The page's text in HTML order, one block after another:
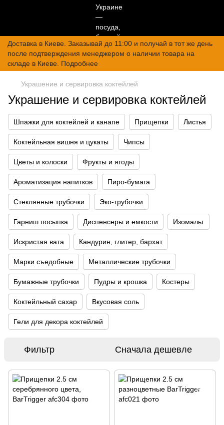
Доставка в Киеве. Заказывай до 11:00 и получай в тот же день
после подтверждения менеджером о наличии товара на
складе в Киеве. Подробнее
Украшение и сервировка коктейлей
Украшение и сервировка коктейлей
Шпажки для коктейлей и канапе Прищепки Листья
Коктейльная вишня и цукаты Чипсы
Цветы и колоски Фрукты и ягоды
Ароматизация напитков Пиро-бумага
Стеклянные трубочки Эко-трубочки
Гарниш посыпка Диспенсеры и емкости Изомальт
Искристая вата Кандурин, глитер, бархат
Марки съедобные Металлические трубочки
Бумажные трубочки Пудры и крошка Костеры
Коктейльный сахар Вкусовая соль
Гели для декора коктейлей
Фильтр Сначала дешевле